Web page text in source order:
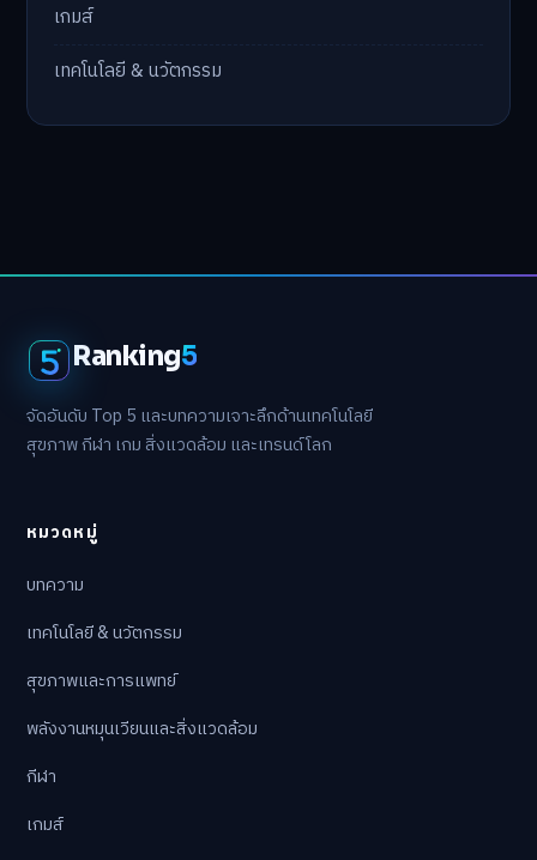
เกมส์
เทคโนโลยี & นวัตกรรม
Ranking5
จัดอันดับ Top 5 และบทความเจาะลึกด้านเทคโนโลยี
สุขภาพ กีฬา เกม สิ่งแวดล้อม และเทรนด์โลก
หมวดหมู่
บทความ
เทคโนโลยี & นวัตกรรม
สุขภาพและการแพทย์
พลังงานหมุนเวียนและสิ่งแวดล้อม
กีฬา
เกมส์